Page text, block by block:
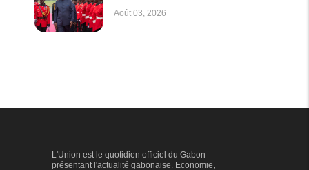
Août 03, 2026
L'Union est le quotidien officiel du Gabon
présentant l'actualité gabonaise. Economie,